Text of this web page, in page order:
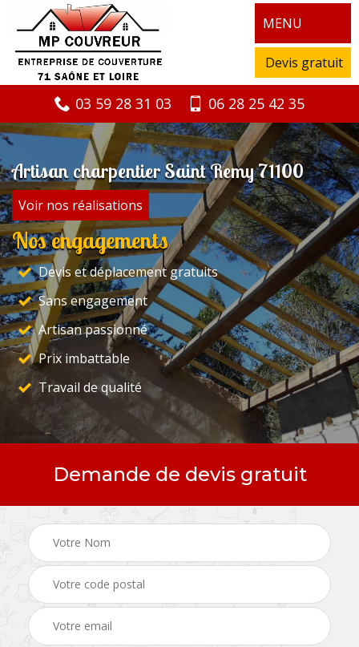
MENU
Devis gratuit
03 59 28 31 03 06 28 25 42 35
Artisan charpentier Saint Remy 71100
Voir nos réalisations
Nos engagements
Devis et déplacement gratuits
Sans engagement
Artisan passionné
Prix imbattable
Travail de qualité
Demande de devis gratuit